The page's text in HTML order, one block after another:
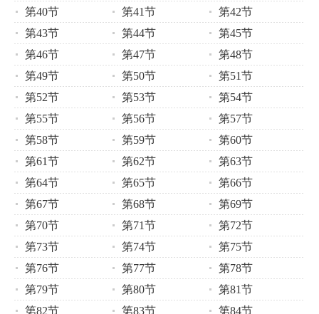
第40节
第41节
第42节
第43节
第44节
第45节
第46节
第47节
第48节
第49节
第50节
第51节
第52节
第53节
第54节
第55节
第56节
第57节
第58节
第59节
第60节
第61节
第62节
第63节
第64节
第65节
第66节
第67节
第68节
第69节
第70节
第71节
第72节
第73节
第74节
第75节
第76节
第77节
第78节
第79节
第80节
第81节
第82节
第83节
第84节